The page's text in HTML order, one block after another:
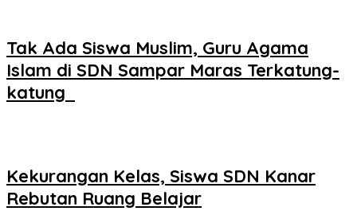
Tak Ada Siswa Muslim, Guru Agama
Islam di SDN Sampar Maras Terkatung-
katung ‎
Kekurangan Kelas, Siswa SDN Kanar
Rebutan Ruang Belajar